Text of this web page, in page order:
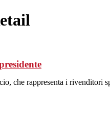
che rappresenta i rivenditori